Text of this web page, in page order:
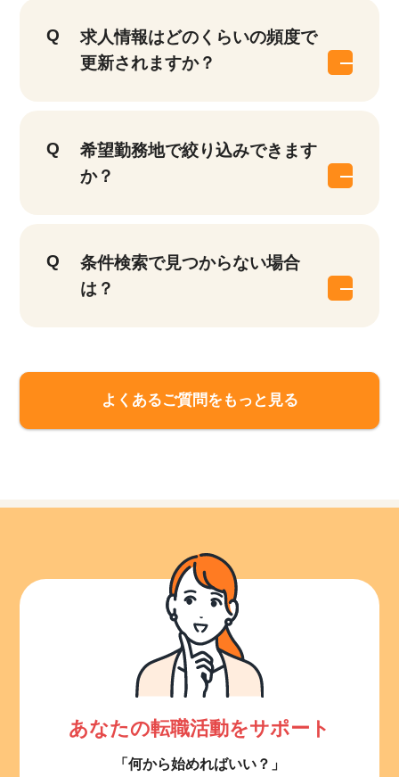
求人情報はどのくらいの頻度で
更新されますか？
希望勤務地で絞り込みできます
か？
条件検索で見つからない場合
は？
よくあるご質問をもっと見る
あなたの転職活動をサポート
「何から始めればいい？」